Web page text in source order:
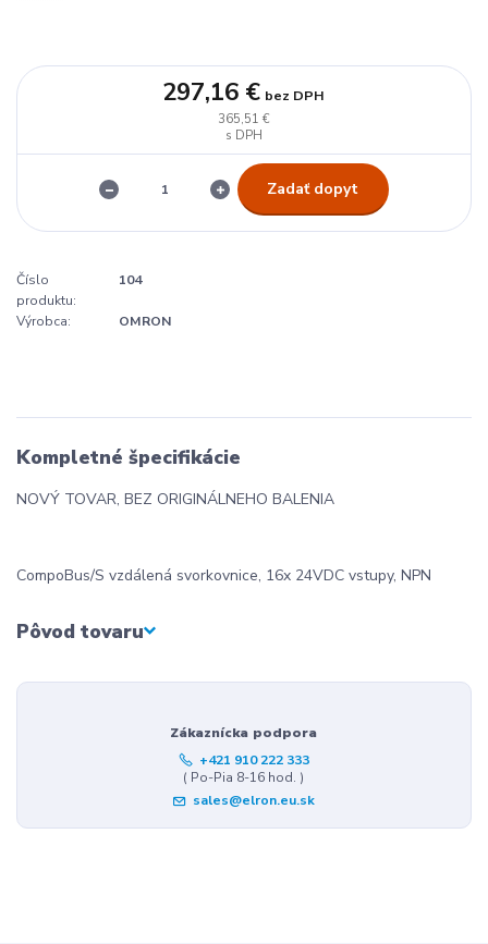
365,51 €
297,16 € bez DPH
Zadať dopyt
Číslo
produktu:
104
Výrobca: OMRON
Kompletné špecifikácie
NOVÝ TOVAR, BEZ ORIGINÁLNEHO BALENIA
CompoBus/S vzdálená svorkovnice, 16x 24VDC vstupy, NPN
Pôvod tovaru
Zákaznícka podpora
+421 910 222 333
( Po-Pia 8-16 hod. )
sales@elron.eu.sk